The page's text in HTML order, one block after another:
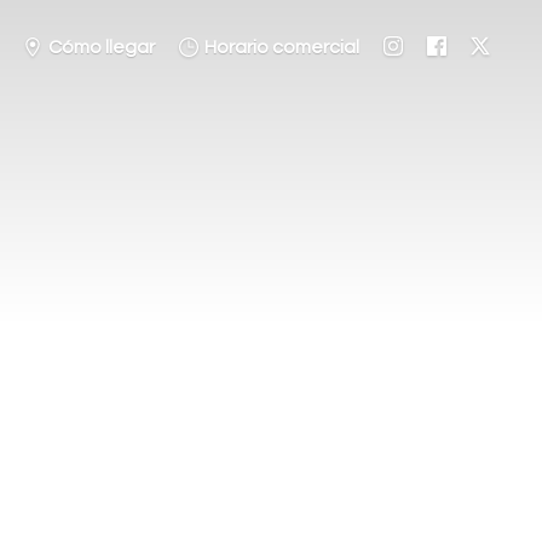
Cómo llegar Horario comercial